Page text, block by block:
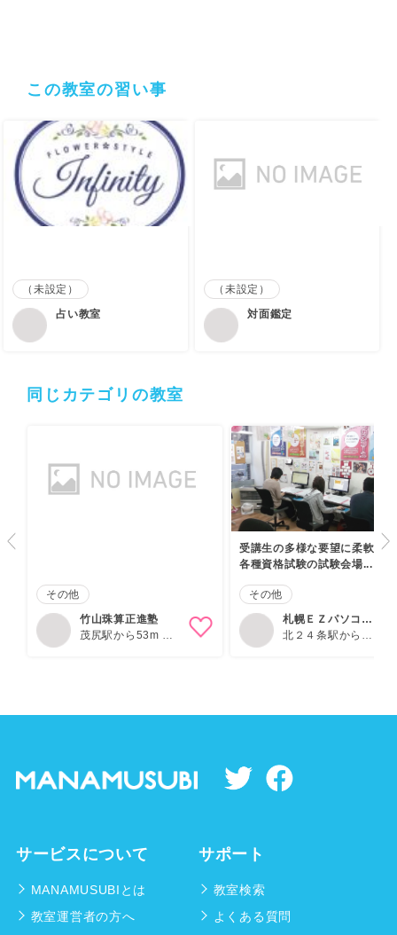
この教室の習い事
（未設定）
占い教室
（未設定）
対面鑑定
同じカテゴリの教室
その他
竹山珠算正進塾
茂尻駅から53m 赤
受講生の多様な要望に柔軟対
各種資格試験の試験会場...
その他
札幌ＥＺパソコン
スクール＆テ…
北２４条駅から
サービスについて
MANAMUSUBIとは
教室運営者の方へ
サポート
教室検索
よくある質問